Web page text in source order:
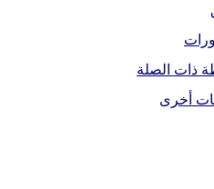
ذات الصلة
أخرى